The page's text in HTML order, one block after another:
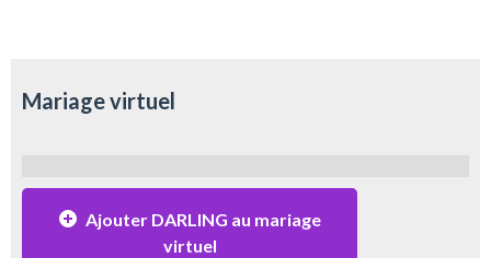
Mariage virtuel
Ajouter DARLING au mariage
virtuel